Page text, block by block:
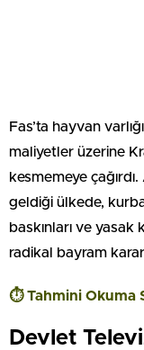
Fas’ta hayvan
maliyetler üzerine
kesmemeye
geldiği ülkede,
baskınları ve yasak
radikal bayram
⏱️ Tahmini Okuma
Devlet